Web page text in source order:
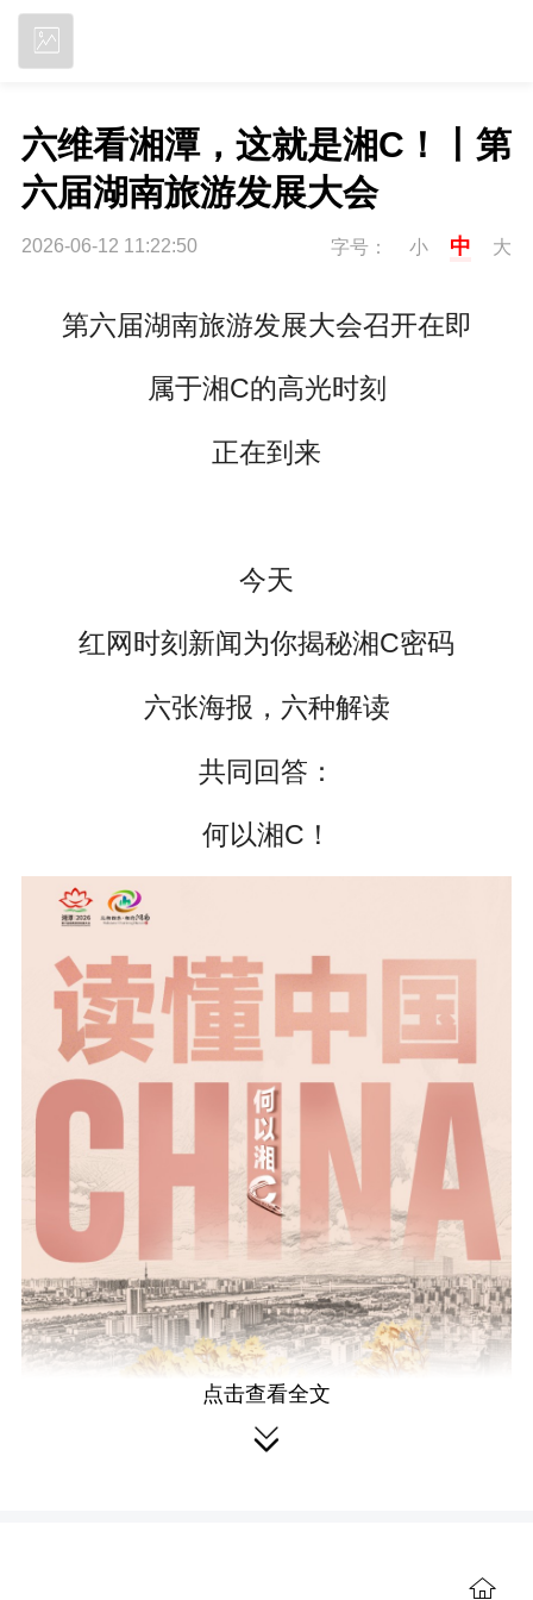
六维看湘潭，这就是湘C！丨第
六届湖南旅游发展大会
2026-06-12 11:22:50 字号： 小 中 大
第六届湖南旅游发展大会召开在即
属于湘C的高光时刻
正在到来
今天
红网时刻新闻为你揭秘湘C密码
六张海报，六种解读
共同回答：
何以湘C！
点击查看全文
